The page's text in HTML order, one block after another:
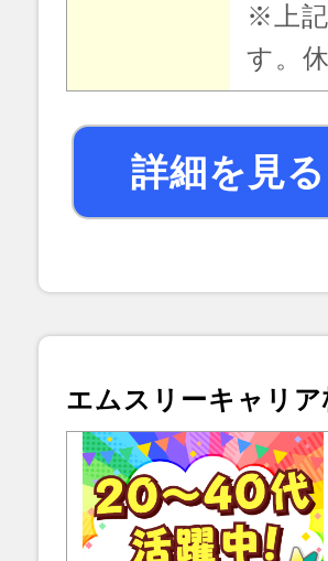
※上
す。
詳細を見る
エムスリーキャリア